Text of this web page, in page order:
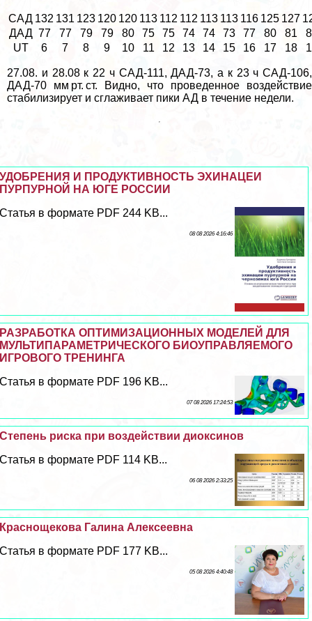
САД 132 131 123 120 120 113 112 112 113 113 116 125 127
ДАД 77 77 79 79 80 75 75 74 74 73 77 80 81
UT
6 7 8 9 10 11 12 13 14 15 16 17 18
27.08. и 28.08 к 22 ч САД-111, ДАД-73, а к 23 ч САД-106,
ДАД-70 мм рт. ст. Видно, что проведенное воздействие
стабилизирует и сглаживает пики АД в течение недели.
УДОБРЕНИЯ И ПРОДУКТИВНОСТЬ ЭХИНАЦЕИ
ПУРПУРНОЙ НА ЮГЕ РОССИИ
Статья в формате PDF 244 KB...
08 08 2026 4:16:46
РАЗРАБОТКА ОПТИМИЗАЦИОННЫХ МОДЕЛЕЙ ДЛЯ
МУЛЬТИПАРАМЕТРИЧЕСКОГО БИОУПРАВЛЯЕМОГО
ИГРОВОГО ТРЕНИНГА
Статья в формате PDF 196 KB...
07 08 2026 17:24:53
Степень риска при воздействии диоксинов
Статья в формате PDF 114 KB...
06 08 2026 2:33:25
Краснощекова Галина Алексеевна
Статья в формате PDF 177 KB...
05 08 2026 4:40:48